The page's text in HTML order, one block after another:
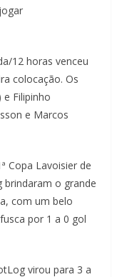
12 horas venceu
colocação. Os
Filipinho
e Marcos
Copa Lavoisier de
brindaram o grande
com um belo
por 1 a 0 gol
virou para 3 a